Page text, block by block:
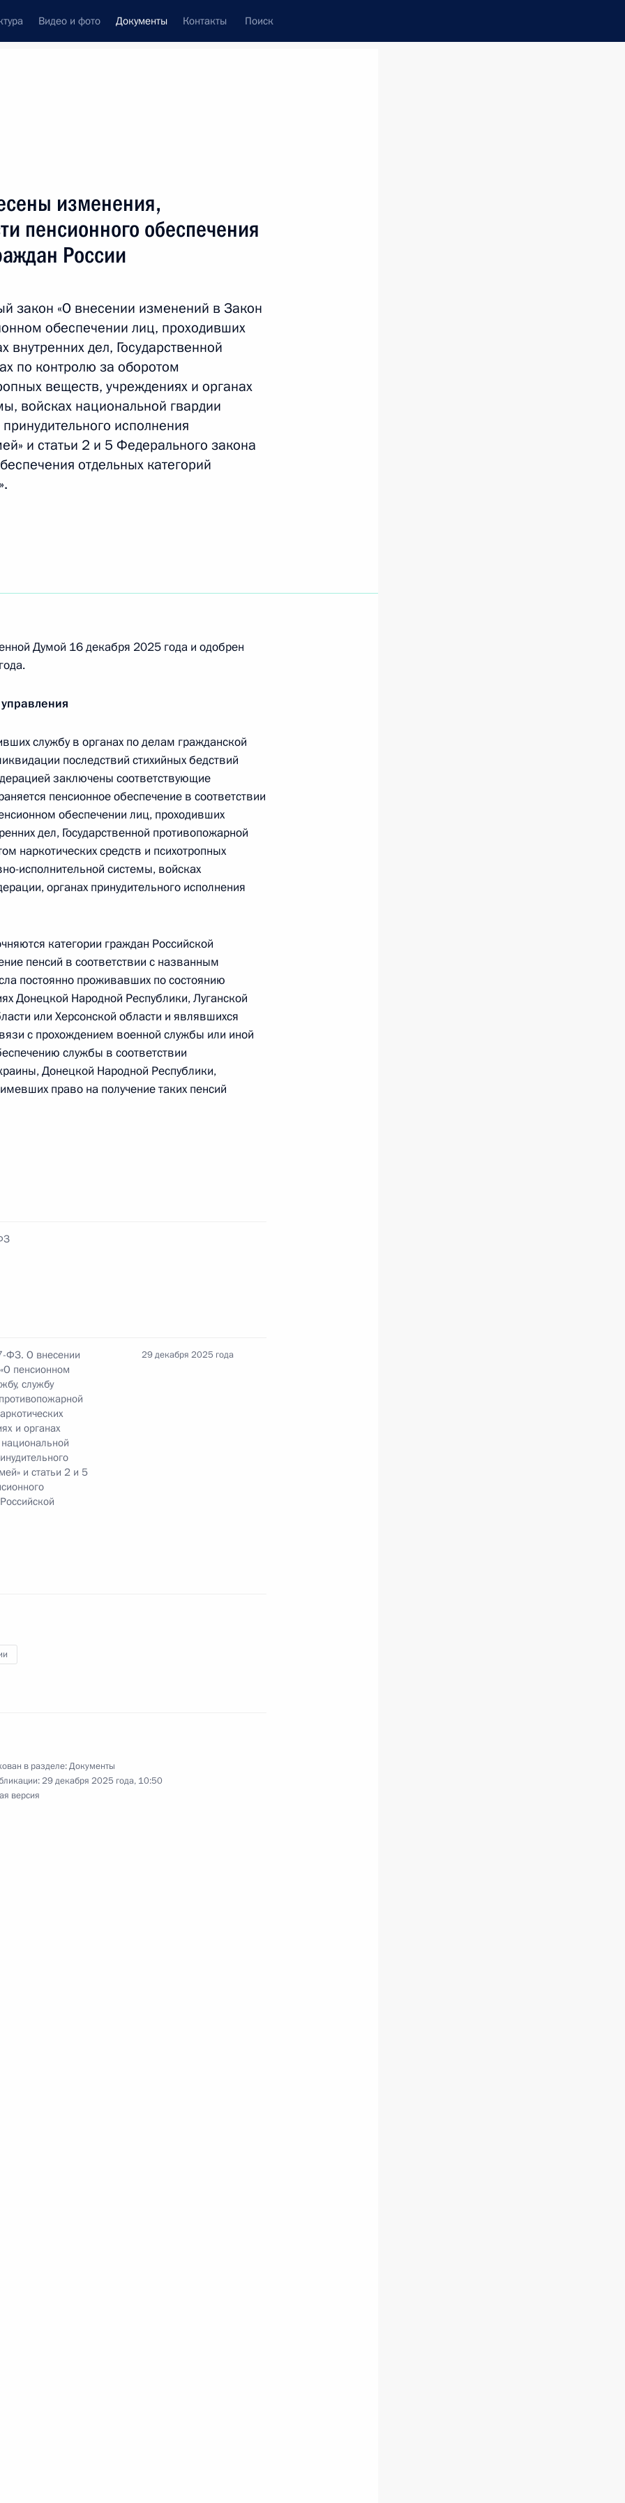
Видео и фото Документы Контакты Поиск
международной юстиции
и Джибути о передаче для отбывания
свободы
семейным и уголовным делам от 7
между Россией и Джибути о выдаче
объектов культурного наследия в ДНР,
наградами
8 февраля
по подготовке и проведению
фестиваля молодёжи в 2026 году
Международного муниципального форума
изменения,
пенсионного обеспечения
России
закон «О внесении изменений в Закон
обеспечении лиц, проходивших
внутренних дел, Государственной
по контролю за оборотом
веществ, учреждениях и органах
войсках национальной гвардии
исполнения
и статьи 2 и 5 Федерального закона
отдельных категорий
Думой 16 декабря 2025 года и одобрен
службу в органах по делам гражданской
последствий стихийных бедствий
заключены соответствующие
пенсионное обеспечение в соответствии
обеспечении лиц, проходивших
дел, Государственной противопожарной
наркотических средств и психотропных
исполнительной системы, войсках
органах принудительного исполнения
категории граждан Российской
пенсий в соответствии с названным
постоянно проживавших по состоянию
Донецкой Народной Республики, Луганской
или Херсонской области и являвшихся
с прохождением военной службы или иной
службы в соответствии
Донецкой Народной Республики,
право на получение таких пенсий
ФЗ. О внесении
пенсионном
службу
и органах
и статьи 2 и 5
29 декабря 2025 года
в разделе:Документы
29 декабря 2025 года, 10:50
версия